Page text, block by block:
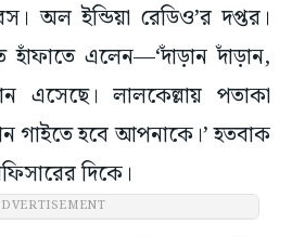
অল ইন্ডিয়া রেডিও’র দপ্তর।
এলেন—‘দাঁড়ান দাঁড়ান,
এসেছে। লালকেল্লায় পতাকা
গাইতে হবে আপনাকে।’ হতবাক
দিকে।